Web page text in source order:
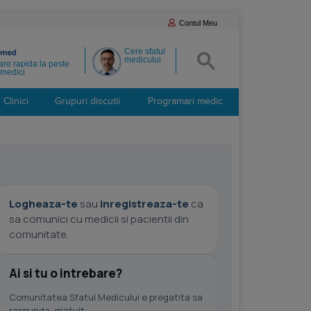
Contul Meu
Cere sfatul
medicului
rapida la peste
Clinici Grupuri discutii Programari medic
Logheaza-te sau inregistreaza-te ca
sa comunici cu medicii si pacientii din
comunitate.
Ai si tu o intrebare?
Comunitatea Sfatul Medicului e pregatita sa